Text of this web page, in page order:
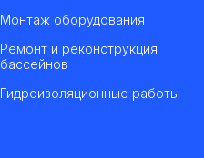
Монтаж оборудования
Ремонт и реконструкция
бассейнов
Гидроизоляционные работы